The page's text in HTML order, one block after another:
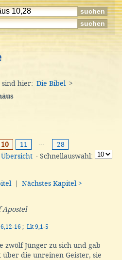
sind hier: Die Bibel
>
10 11 ···
28
Übersicht · Schnellauswahl:
Nächstes Kapitel >
Apostel
16 ; Lk 9,1-5
zwölf Jünger zu sich und gab
über die unreinen Geister, sie